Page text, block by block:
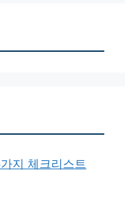
지 체크리스트